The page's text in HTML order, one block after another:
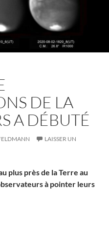
DE LA
A DÉBUTÉ
LAISSER UN
plus près de la Terre au
à pointer leurs